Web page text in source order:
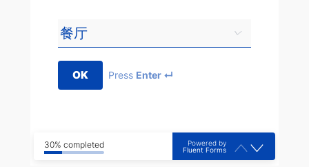
OK Press Enter ↵
30% completed
Powered by
Fluent Forms